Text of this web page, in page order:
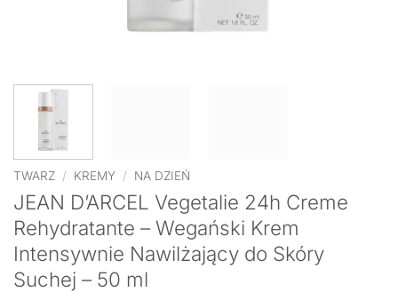
TWARZ / KREMY / NA DZIEŃ
JEAN D’ARCEL Vegetalie 24h Creme
Rehydratante – Wegański Krem
Intensywnie Nawilżający do Skóry
Suchej – 50 ml